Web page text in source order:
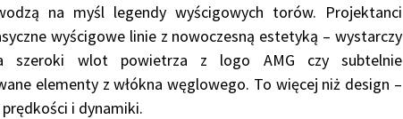
na myśl legendy wyścigowych torów. Projektanci
wyścigowe linie z nowoczesną estetyką – wystarczy
szeroki wlot powietrza z logo AMG czy subtelnie
elementy z włókna węglowego. To więcej niż design –
i dynamiki.